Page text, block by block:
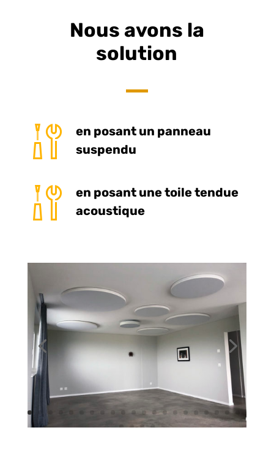
Nous avons la
solution
en posant un panneau
suspendu
en posant une toile tendue
acoustique